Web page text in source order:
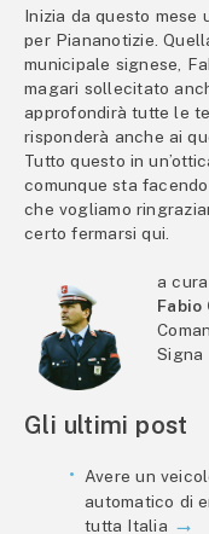
Inizia da questo mese
per Piananotizie.
municipale signese,
magari sollecitato
approfondirà tutte le
risponderà anche ai
Tutto questo in
comunque sta
che vogliamo
certo fermarsi qui.
a
Fabio
Signa
Gli ultimi post
Avere un
automatico di
tutta Italia